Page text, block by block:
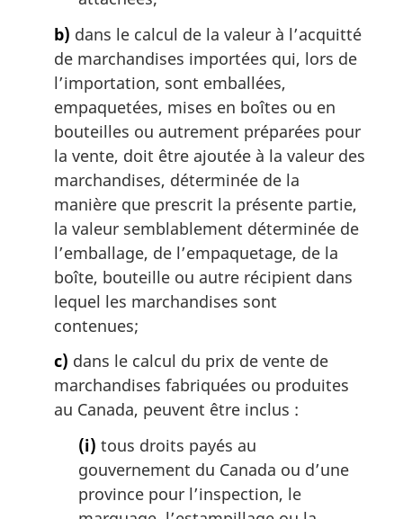
b) dans le calcul de la valeur à l’acquitté
de marchandises importées qui, lors de
l’importation, sont emballées,
empaquetées, mises en boîtes ou en
bouteilles ou autrement préparées pour
la vente, doit être ajoutée à la valeur des
marchandises, déterminée de la
manière que prescrit la présente partie,
la valeur semblablement déterminée de
l’emballage, de l’empaquetage, de la
boîte, bouteille ou autre récipient dans
lequel les marchandises sont
contenues;
c) dans le calcul du prix de vente de
marchandises fabriquées ou produites
au Canada, peuvent être inclus :
(i) tous droits payés au
gouvernement du Canada ou d’une
province pour l’inspection, le